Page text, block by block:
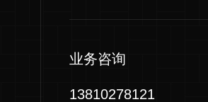
业务咨询
13810278121